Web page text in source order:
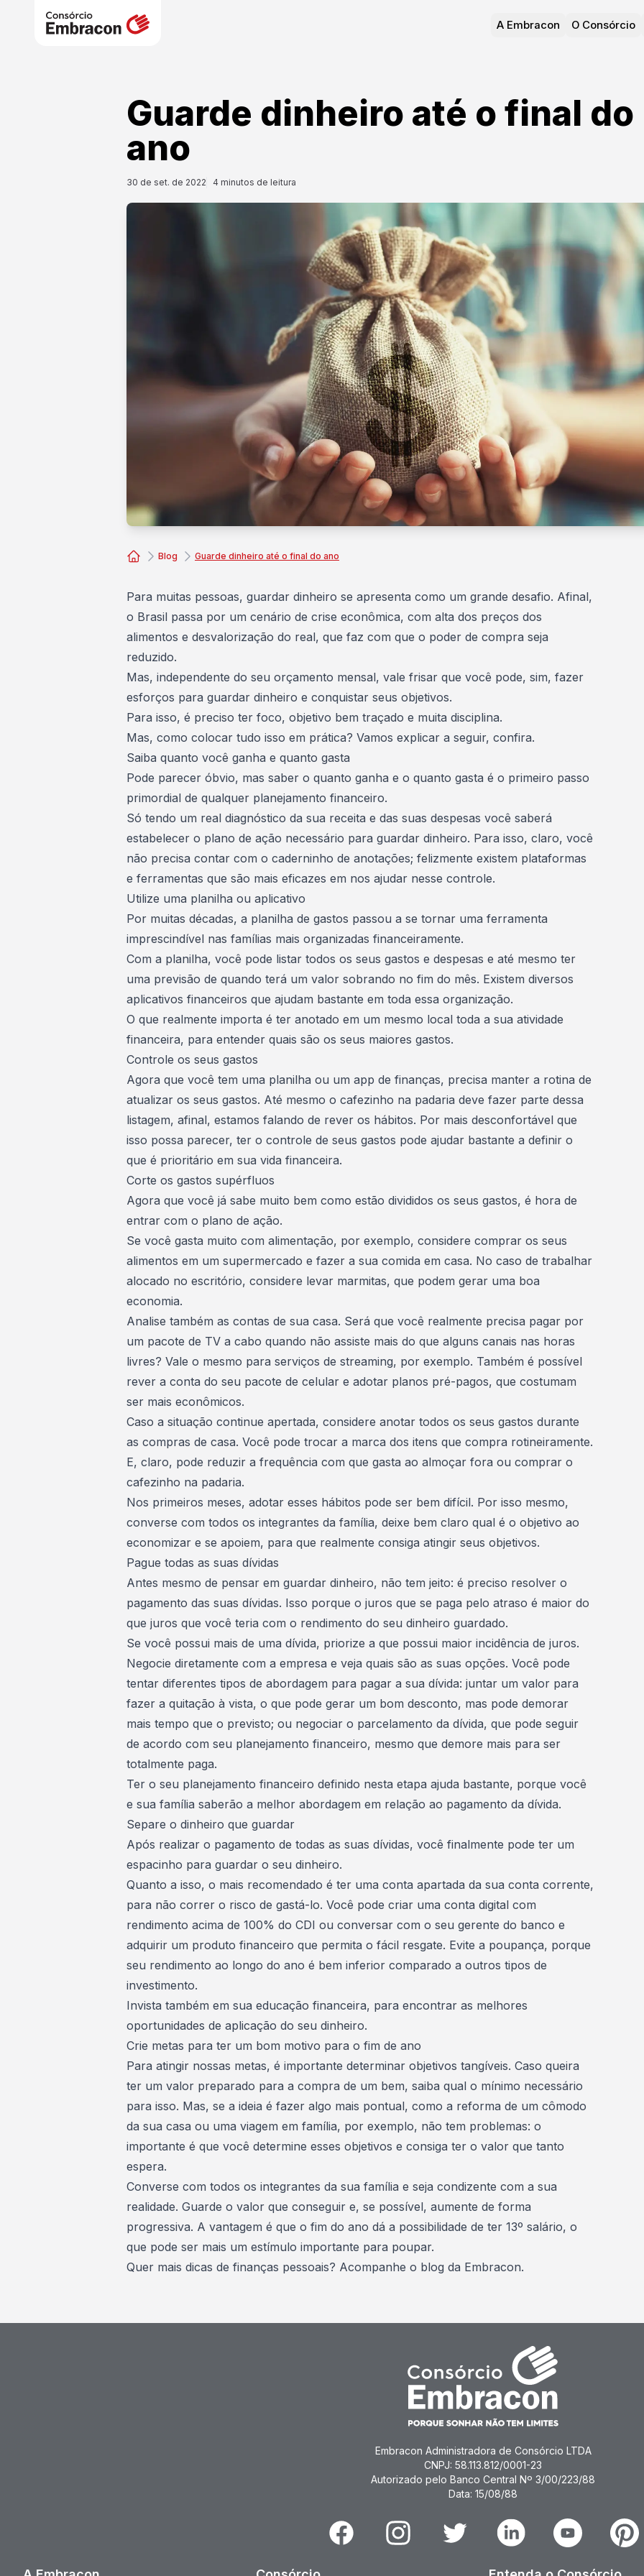
A Embracon O Consórcio
Guarde dinheiro até o final do
ano
30 de set. de 2022 4 minutos de leitura
Blog Guarde dinheiro até o final do ano
Para muitas pessoas, guardar dinheiro se apresenta como um grande desafio. Afinal,
o Brasil passa por um cenário de crise econômica, com alta dos preços dos
alimentos e desvalorização do real, que faz com que o poder de compra seja
reduzido.
Mas, independente do seu orçamento mensal, vale frisar que você pode, sim, fazer
esforços para guardar dinheiro e conquistar seus objetivos.
Para isso, é preciso ter foco, objetivo bem traçado e muita disciplina.
Mas, como colocar tudo isso em prática? Vamos explicar a seguir, confira.
Saiba quanto você ganha e quanto gasta
Pode parecer óbvio, mas saber o quanto ganha e o quanto gasta é o primeiro passo
primordial de qualquer planejamento financeiro.
Só tendo um real diagnóstico da sua receita e das suas despesas você saberá
estabelecer o plano de ação necessário para guardar dinheiro. Para isso, claro, você
não precisa contar com o caderninho de anotações; felizmente existem plataformas
e ferramentas que são mais eficazes em nos ajudar nesse controle.
Utilize uma planilha ou aplicativo
Por muitas décadas, a planilha de gastos passou a se tornar uma ferramenta
imprescindível nas famílias mais organizadas financeiramente.
Com a planilha, você pode listar todos os seus gastos e despesas e até mesmo ter
uma previsão de quando terá um valor sobrando no fim do mês. Existem diversos
aplicativos financeiros que ajudam bastante em toda essa organização.
O que realmente importa é ter anotado em um mesmo local toda a sua atividade
financeira, para entender quais são os seus maiores gastos.
Controle os seus gastos
Agora que você tem uma planilha ou um app de finanças, precisa manter a rotina de
atualizar os seus gastos. Até mesmo o cafezinho na padaria deve fazer parte dessa
listagem, afinal, estamos falando de rever os hábitos. Por mais desconfortável que
isso possa parecer, ter o controle de seus gastos pode ajudar bastante a definir o
que é prioritário em sua vida financeira.
Corte os gastos supérfluos
Agora que você já sabe muito bem como estão divididos os seus gastos, é hora de
entrar com o plano de ação.
Se você gasta muito com alimentação, por exemplo, considere comprar os seus
alimentos em um supermercado e fazer a sua comida em casa. No caso de trabalhar
alocado no escritório, considere levar marmitas, que podem gerar uma boa
economia.
Analise também as contas de sua casa. Será que você realmente precisa pagar por
um pacote de TV a cabo quando não assiste mais do que alguns canais nas horas
livres? Vale o mesmo para serviços de streaming, por exemplo. Também é possível
rever a conta do seu pacote de celular e adotar planos pré-pagos, que costumam
ser mais econômicos.
Caso a situação continue apertada, considere anotar todos os seus gastos durante
as compras de casa. Você pode trocar a marca dos itens que compra rotineiramente.
E, claro, pode reduzir a frequência com que gasta ao almoçar fora ou comprar o
cafezinho na padaria.
Nos primeiros meses, adotar esses hábitos pode ser bem difícil. Por isso mesmo,
converse com todos os integrantes da família, deixe bem claro qual é o objetivo ao
economizar e se apoiem, para que realmente consiga atingir seus objetivos.
Pague todas as suas dívidas
Antes mesmo de pensar em guardar dinheiro, não tem jeito: é preciso resolver o
pagamento das suas dívidas. Isso porque o juros que se paga pelo atraso é maior do
que juros que você teria com o rendimento do seu dinheiro guardado.
Se você possui mais de uma dívida, priorize a que possui maior incidência de juros.
Negocie diretamente com a empresa e veja quais são as suas opções. Você pode
tentar diferentes tipos de abordagem para pagar a sua dívida: juntar um valor para
fazer a quitação à vista, o que pode gerar um bom desconto, mas pode demorar
mais tempo que o previsto; ou negociar o parcelamento da dívida, que pode seguir
de acordo com seu planejamento financeiro, mesmo que demore mais para ser
totalmente paga.
Ter o seu planejamento financeiro definido nesta etapa ajuda bastante, porque você
e sua família saberão a melhor abordagem em relação ao pagamento da dívida.
Separe o dinheiro que guardar
Após realizar o pagamento de todas as suas dívidas, você finalmente pode ter um
espacinho para guardar o seu dinheiro.
Quanto a isso, o mais recomendado é ter uma conta apartada da sua conta corrente,
para não correr o risco de gastá-lo. Você pode criar uma conta digital com
rendimento acima de 100% do CDI ou conversar com o seu gerente do banco e
adquirir um produto financeiro que permita o fácil resgate. Evite a poupança, porque
seu rendimento ao longo do ano é bem inferior comparado a outros tipos de
investimento.
Invista também em sua educação financeira, para encontrar as melhores
oportunidades de aplicação do seu dinheiro.
Crie metas para ter um bom motivo para o fim de ano
Para atingir nossas metas, é importante determinar objetivos tangíveis. Caso queira
ter um valor preparado para a compra de um bem, saiba qual o mínimo necessário
para isso. Mas, se a ideia é fazer algo mais pontual, como a reforma de um cômodo
da sua casa ou uma viagem em família, por exemplo, não tem problemas: o
importante é que você determine esses objetivos e consiga ter o valor que tanto
espera.
Converse com todos os integrantes da sua família e seja condizente com a sua
realidade. Guarde o valor que conseguir e, se possível, aumente de forma
progressiva. A vantagem é que o fim do ano dá a possibilidade de ter 13º salário, o
que pode ser mais um estímulo importante para poupar.
Quer mais dicas de finanças pessoais? Acompanhe o blog da Embracon.
Embracon Administradora de Consórcio LTDA
CNPJ: 58.113.812/0001-23
Autorizado pelo Banco Central Nº 3/00/223/88
Data: 15/08/88
Facebook Instagram Twitter Linkedin Youtube